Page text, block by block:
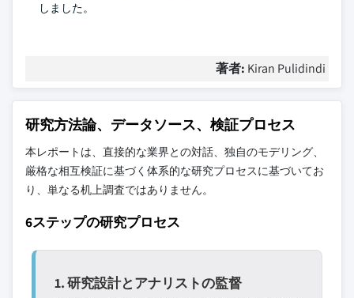
しました。
著者: Kiran Pulidindi
研究方法論、データソース、検証プロセス
本レポートは、直接的な業界との対話、独自のモデリング、
厳格な相互検証に基づく体系的な研究プロセスに基づいてお
り、単なる机上調査ではありません。
6ステップの研究プロセス
1. 研究設計とアナリストの監督